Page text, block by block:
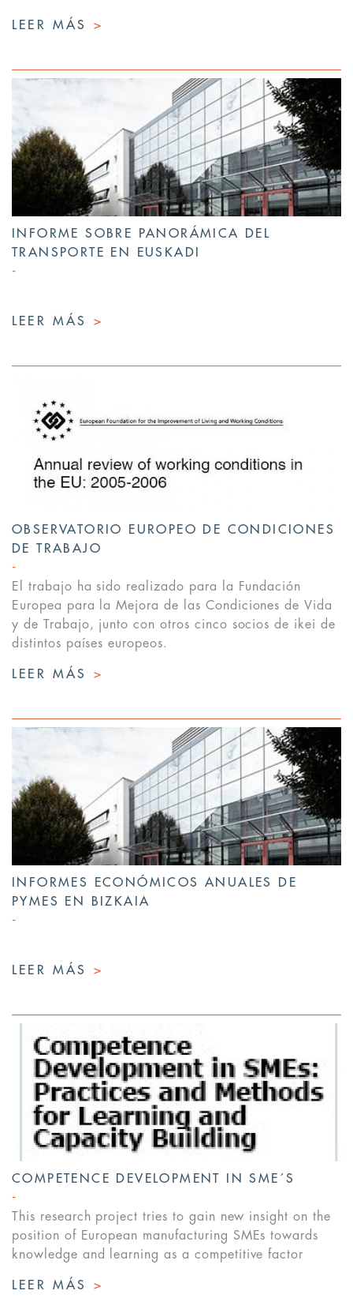
LEER MÁS >
INFORME SOBRE PANORÁMICA DEL
TRANSPORTE EN EUSKADI
LEER MÁS >
OBSERVATORIO EUROPEO DE CONDICIONES
DE TRABAJO
El trabajo ha sido realizado para la Fundación
Europea para la Mejora de las Condiciones de Vida
y de Trabajo, junto con otros cinco socios de ikei de
distintos países europeos.
LEER MÁS >
INFORMES ECONÓMICOS ANUALES DE
PYMES EN BIZKAIA
LEER MÁS >
COMPETENCE DEVELOPMENT IN SME´S
This research project tries to gain new insight on the
position of European manufacturing SMEs towards
knowledge and learning as a competitive factor
LEER MÁS >